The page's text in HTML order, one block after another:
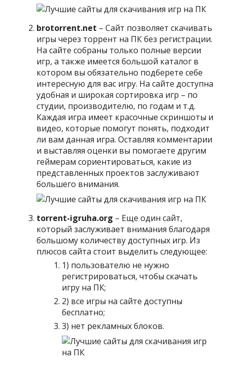
brotorrent.net – Сайт позволяет скачивать
игры через торрент на ПК без регистрации.
На сайте собраны только полные версии
игр, а также имеется большой каталог в
котором вы обязательно подберете себе
интересную для вас игру. На сайте доступна
удобная и широкая сортировка игр – по
студии, производителю, по годам и т.д.
Каждая игра имеет красочные скриншоты и
видео, которые помогут понять, подходит
ли вам данная игра. Оставляя комментарии
и выставляя оценки вы помогаете другим
геймерам сориентироваться, какие из
представленных проектов заслуживают
большего внимания.
torrent-igruha.org – Еще один сайт,
который заслуживает внимания благодаря
большому количеству доступных игр. Из
плюсов сайта стоит выделить следующее:
1) пользователю не нужно
регистрироваться, чтобы скачать
игру на ПК;
2) все игры на сайте доступны
бесплатно;
3) нет рекламных блоков.